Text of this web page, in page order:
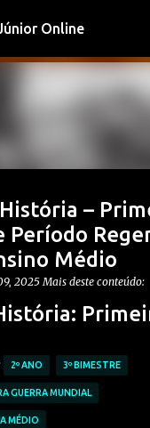
para o conteúdo
Online
–
Período
Médio
2025Mais deste conteúdo:
REGENCIAL
REINADO
MÉDIO
2º ANO 3º BIMESTRE
GUERRA MUNDIAL
MÉDIO